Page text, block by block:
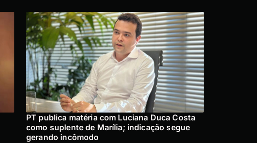
PT publica matéria com Luciana Duca Costa
como suplente de Marília; indicação segue
gerando incômodo